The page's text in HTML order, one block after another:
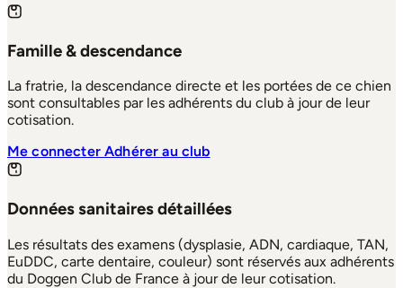
Famille & descendance
La fratrie, la descendance directe et les portées de ce chien
sont consultables par les adhérents du club à jour de leur
cotisation.
Me connecterAdhérer au club
Données sanitaires détaillées
Les résultats des examens (dysplasie, ADN, cardiaque, TAN,
EuDDC, carte dentaire, couleur) sont réservés aux adhérents
du Doggen Club de France à jour de leur cotisation.